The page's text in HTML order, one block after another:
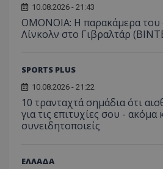
10.08.2026 - 21:43
OMONOIA: Η παρακάμερα του
Λίνκολν στο Γιβραλτάρ
SPORTS PLUS
10.08.2026 - 21:22
10 τρανταχτά σημάδια ότι
για τις επιτυχίες σου - ακόμα
συνειδητοποιείς
ΕΛΛΑΔΑ